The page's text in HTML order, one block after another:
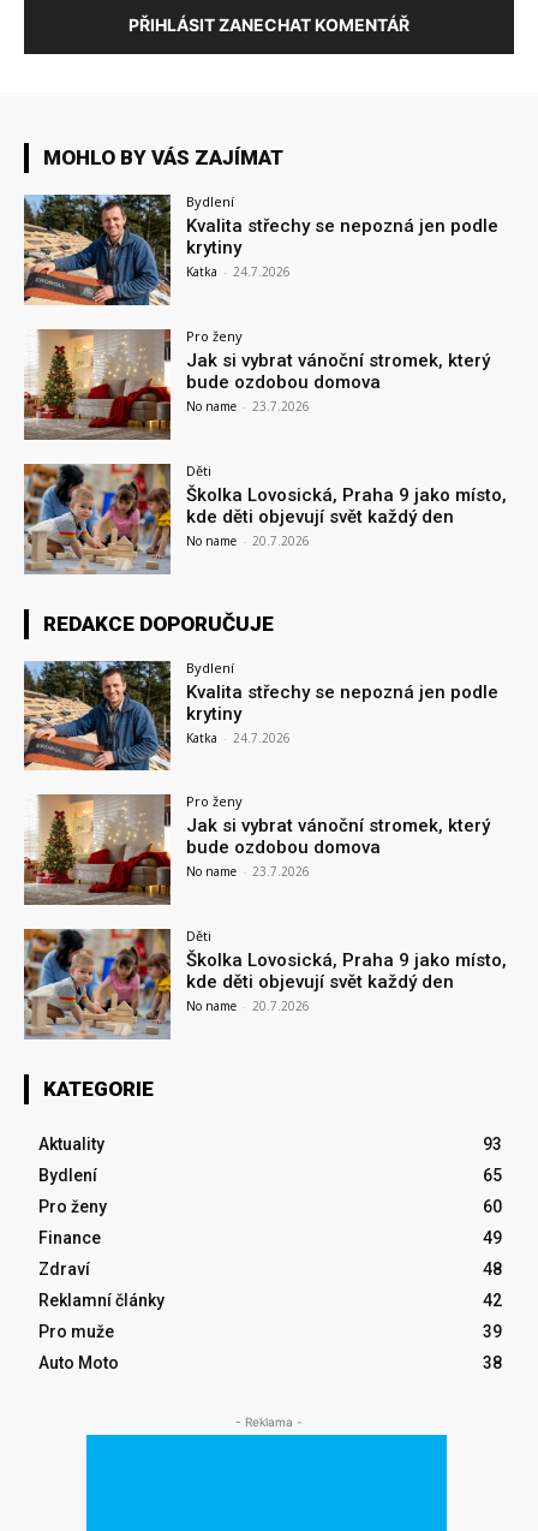
PŘIHLÁSIT ZANECHAT KOMENTÁŘ
MOHLO BY VÁS ZAJÍMAT
Bydlení
Kvalita střechy se nepozná jen podle
krytiny
Katka - 24.7.2026
Pro ženy
Jak si vybrat vánoční stromek, který
bude ozdobou domova
No name - 23.7.2026
Děti
Školka Lovosická, Praha 9 jako místo,
kde děti objevují svět každý den
No name - 20.7.2026
REDAKCE DOPORUČUJE
Bydlení
Kvalita střechy se nepozná jen podle
krytiny
Katka - 24.7.2026
Pro ženy
Jak si vybrat vánoční stromek, který
bude ozdobou domova
No name - 23.7.2026
Děti
Školka Lovosická, Praha 9 jako místo,
kde děti objevují svět každý den
No name - 20.7.2026
KATEGORIE
Aktuality
93
Bydlení
65
Pro ženy
60
Finance
49
Zdraví
48
Reklamní články
42
Pro muže
39
Auto Moto
38
- Reklama -